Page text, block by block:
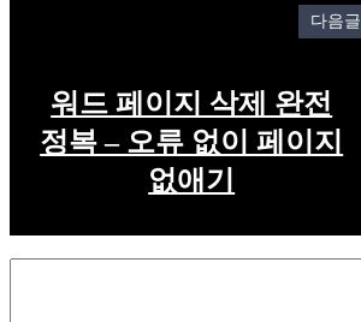
다음글
워드 페이지 삭제 완전
정복 – 오류 없이 페이지
없애기